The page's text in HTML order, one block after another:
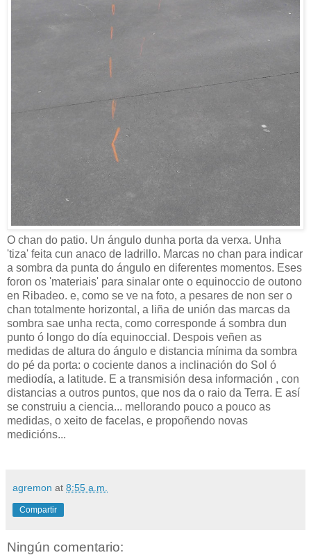
O chan do patio. Un ángulo dunha porta da verxa. Unha
'tiza' feita cun anaco de ladrillo. Marcas no chan para indicar
a sombra da punta do ángulo en diferentes momentos. Eses
foron os 'materiais' para sinalar onte o equinoccio de outono
en Ribadeo. e, como se ve na foto, a pesares de non ser o
chan totalmente horizontal, a liña de unión das marcas da
sombra sae unha recta, como corresponde á sombra dun
punto ó longo do día equinoccial. Despois veñen as
medidas de altura do ángulo e distancia mínima da sombra
do pé da porta: o cociente danos a inclinación do Sol ó
mediodía, a latitude. E a transmisión desa información , con
distancias a outros puntos, que nos da o raio da Terra. E así
se construiu a ciencia... mellorando pouco a pouco as
medidas, o xeito de facelas, e propoñendo novas
medicións...
agremon at 8:55 a.m.
Compartir
Ningún comentario: